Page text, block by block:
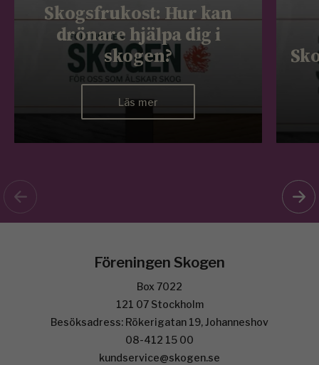
Skogsfrukost: Hur kan
drönare hjälpa dig i
skogen?
Läs mer
Föreningen Skogen
Box 7022
121 07 Stockholm
Besöksadress: Rökerigatan 19, Johanneshov
08-412 15 00
kundservice@skogen.se